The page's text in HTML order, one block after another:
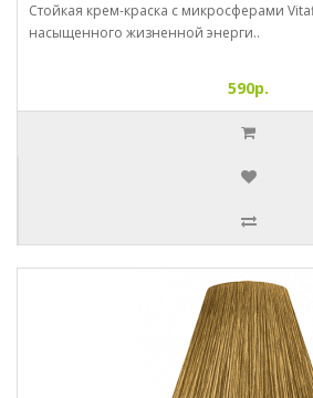
Стойкая крем-краска с микросферами
насыщенного жизненной энерги..
590р.